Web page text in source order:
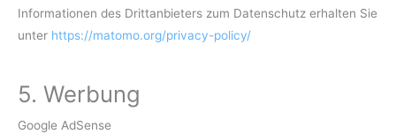
Informationen des Drittanbieters zum Datenschutz erhalten Sie
unter https://matomo.org/privacy-policy/
5. Werbung
Google AdSense